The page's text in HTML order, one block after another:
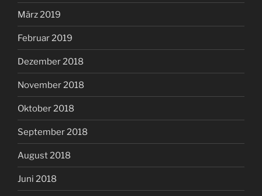
März 2019
Februar 2019
Dezember 2018
November 2018
Oktober 2018
September 2018
August 2018
Juni 2018